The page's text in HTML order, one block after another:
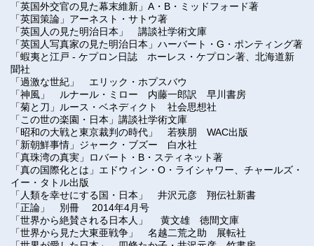
「英国外交官の見た幕末維新」 A・B・ミッドフォード著
「英国策論」アーネスト・サトウ著
「英国人の見た明治日本 」
講談社学術文庫
「英国人写真家の見た明治日本」ハーバート・G・ポンティング著
「蝦夷と江戸 - ケプロン日誌 ホーレス・ケプロン著、北海道新
聞社
「過激な世紀 」
エリック・ホプスバウ
「神風 」
ルナール・ミロー 内藤一郎訳 早川書房
「菊と刀 」
ルース・ベネディクト 社会思想社
「 この世の楽園・日本 」 講談社学術文庫
「昭和の大戦と東京裁判の時代 」
若狭朋 WAC出版
「新朝鮮事情 」 ジャーク・ブズー 白水社
「真珠湾の真実」ロバート・B・スティネット著
「真の国際化とは」エドウィン・O・ライシャワー、チャールズ・
イー・タトル出版
「 人類を幸せにする国・日本 」
井沢元彦 翔伝社新書
「正論 」 別冊
2014年4月号
「世界から絶賛される日本人 」
黄文雄 徳間文庫
「世界から見た大東亜戦争 」
名越二荒之助 展転社